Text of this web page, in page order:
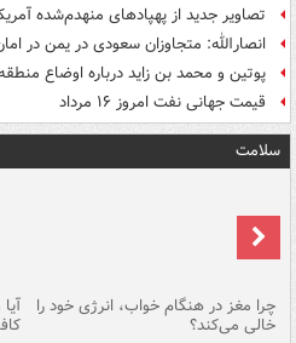
تصاویر جدید از پهپادهای منهدم‌شده
انصارالله: متجاوزان سعودی در یمن در
پوتین و محمد بن زاید درباره اوضاع
قیمت جهانی نفت امروز ۱۶ مرداد
سلامت
چرا مغز در هنگام خواب، انرژی خود را
خالی می‌کند؟